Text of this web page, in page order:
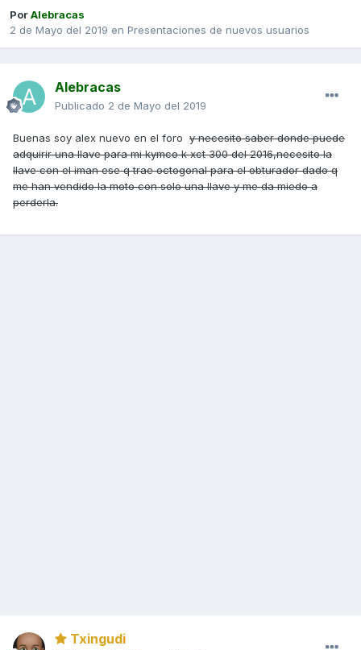
PorAlebracas
2 de Mayo del 2019 en Presentaciones de nuevos usuarios
Alebracas
Publicado 2 de Mayo del 2019
Buenas soy alex nuevo en el foro y necesito saber donde puede
adquirir una llave para mi kymco k xct 300 del 2016,necesito la
llave con el iman ese q trae octogonal para el obturador dado q
me han vendido la moto con solo una llave y me da miedo a
perderla.
Txingudi